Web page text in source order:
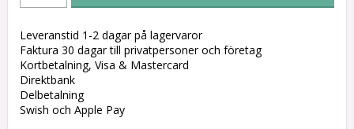
Leveranstid 1-2 dagar på lagervaror
Faktura 30 dagar till privatpersoner och företag
Kortbetalning, Visa & Mastercard
Direktbank
Delbetalning
Swish och Apple Pay